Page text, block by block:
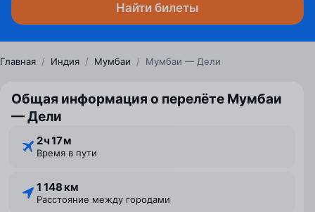
Найти билеты
Главная / Индия / Мумбаи / Мумбаи — Дели
Общая информация о перелёте Мумбаи
— Дели
2 ⁠ч 17 ⁠м
Время в пути
1 148 км
Расстояние между городами